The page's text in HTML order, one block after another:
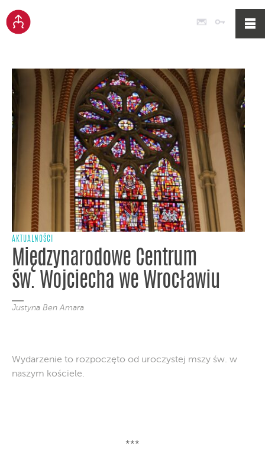
Poczta
AKTUALNOŚCI
Międzynarodowe Centrum
św. Wojciecha we Wrocławiu
Justyna Ben Amara
Wydarzenie to rozpoczęto od uroczystej mszy św. w
naszym kościele.
***